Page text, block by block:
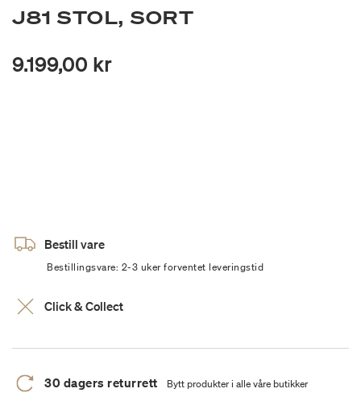
J81 STOL, SORT
9.199,00 kr
Bestill vare
Bestillingsvare: 2-3 uker forventet leveringstid
Click & Collect
30 dagers returrett Bytt produkter i alle våre butikker